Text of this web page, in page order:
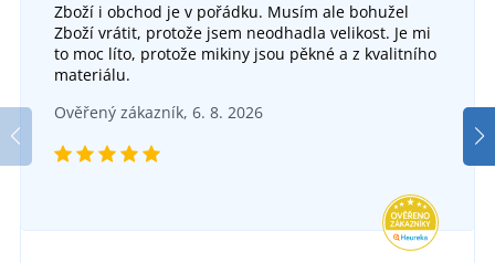
Nepromokavý plášť MERRICA
SKLADEM
v pondělí 10. 8.
Nepromokavý plášť s kapucí Ardon Aqua 106
1 301 Kč
Zboží i obchod je v pořádku. Musím ale bohužel
Zboží vrátit, protože jsem neodhadla velikost. Je mi
to moc líto, protože mikiny jsou pěkné a z kvalitního
materiálu.
Ověřený zákazník, 6. 8. 2026